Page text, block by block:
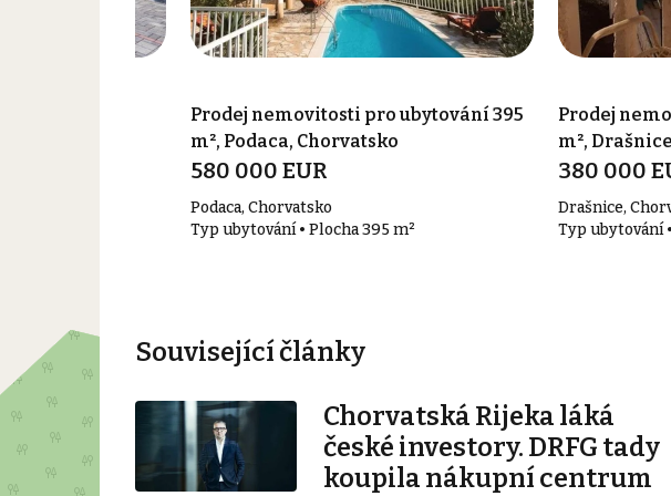
ubytování 1
Prodej nemovitosti pro ubytování 395
m², Podaca, Chorvatsko
580 000 EUR
Podaca, Chorvatsko
Typ ubytování • Plocha 395 m²
Prodej
m²,
380 000
Drašnice,
Typ ubytování
Související články
Chorvatská Rijeka láká
české investory. DRFG tady
koupila nákupní centrum